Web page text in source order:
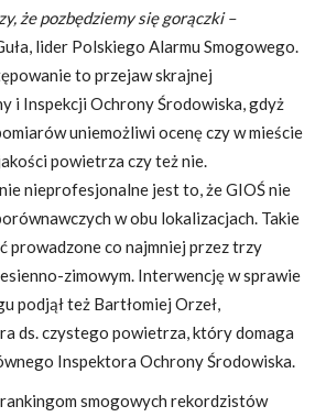
że pozbędziemy się gorączki –
lider Polskiego Alarmu Smogowego.
to przejaw skrajnej
i Inspekcji Ochrony Środowiska, gdyż
uniemożliwi ocenę czy w mieście
powietrza czy też nie.
nieprofesjonalne jest to, że GIOŚ nie
w obu lokalizacjach. Takie
prowadzone co najmniej przez trzy
zimowym. Interwencję w sprawie
podjął też Bartłomiej Orzeł,
ds. czystego powietrza, który domaga
Inspektora Ochrony Środowiska.
smogowych rekordzistów